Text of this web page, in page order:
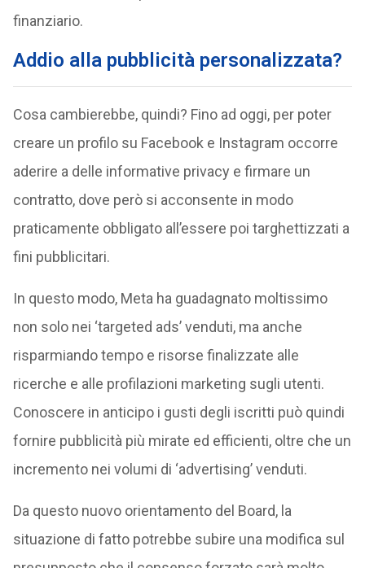
finanziario.
Addio alla pubblicità personalizzata?
Cosa cambierebbe, quindi? Fino ad oggi, per poter
creare un profilo su Facebook e Instagram occorre
aderire a delle informative privacy e firmare un
contratto, dove però si acconsente in modo
praticamente obbligato all’essere poi targhettizzati a
fini pubblicitari.
In questo modo, Meta ha guadagnato moltissimo
non solo nei ‘targeted ads’ venduti, ma anche
risparmiando tempo e risorse finalizzate alle
ricerche e alle profilazioni marketing sugli utenti.
Conoscere in anticipo i gusti degli iscritti può quindi
fornire pubblicità più mirate ed efficienti, oltre che un
incremento nei volumi di ‘advertising’ venduti.
Da questo nuovo orientamento del Board, la
situazione di fatto potrebbe subire una modifica sul